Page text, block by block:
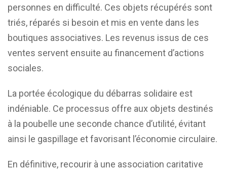
personnes en difficulté. Ces objets récupérés sont
triés, réparés si besoin et mis en vente dans les
boutiques associatives. Les revenus issus de ces
ventes servent ensuite au financement d’actions
sociales.
La portée écologique du débarras solidaire est
indéniable. Ce processus offre aux objets destinés
à la poubelle une seconde chance d’utilité, évitant
ainsi le gaspillage et favorisant l’économie circulaire.
En définitive, recourir à une association caritative